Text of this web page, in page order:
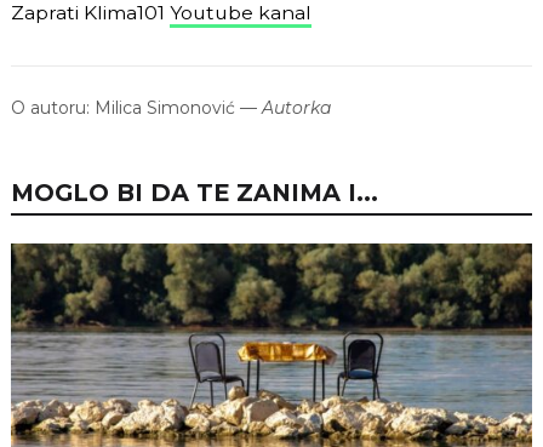
Zaprati Klima101 Youtube kanal
O autoru: Milica Simonović —Autorka
MOGLO BI DA TE ZANIMA I...